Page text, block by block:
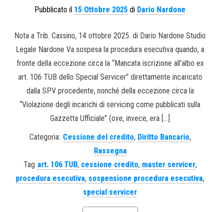
Pubblicato il 15 Ottobre 2025 di Dario Nardone
Nota a Trib. Cassino, 14 ottobre 2025. di Dario Nardone Studio
Legale Nardone Va sospesa la procedura esecutiva quando, a
fronte della eccezione circa la “Mancata iscrizione all’albo ex
art. 106 TUB dello Special Servicer” direttamente incaricato
dalla SPV procedente, nonché della eccezione circa la
“Violazione degli incarichi di servicing come pubblicati sulla
Gazzetta Ufficiale” (ove, invece, era […]
Categoria: Cessione del credito, Diritto Bancario,
Rassegna
Tag art. 106 TUB, cessione credito, master servicer,
procedura esecutiva, sospensione procedura esecutiva,
special servicer